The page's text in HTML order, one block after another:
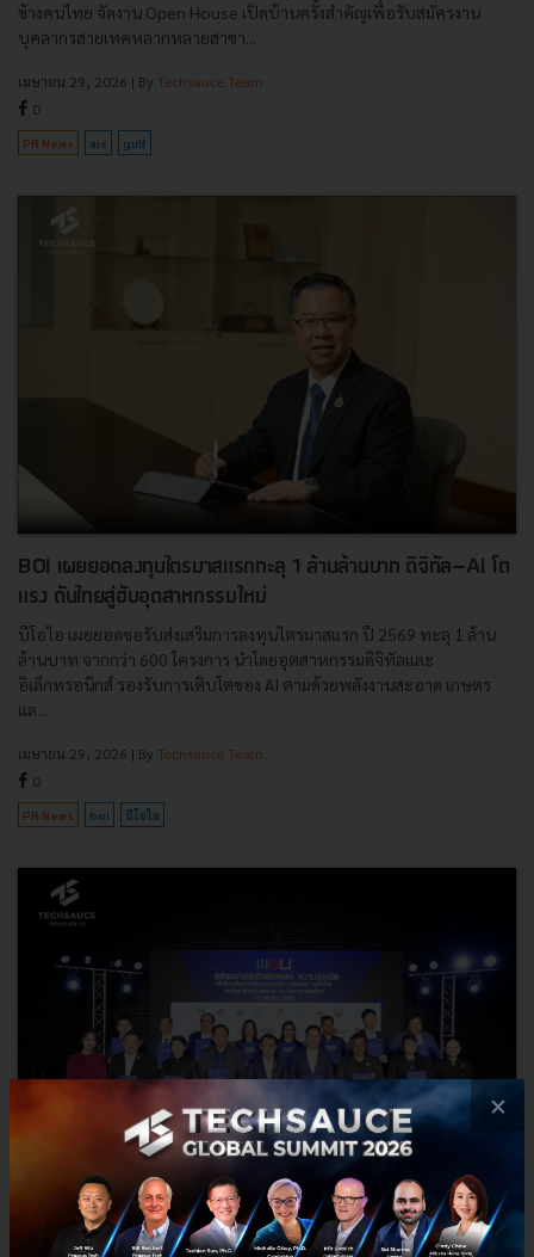
ข้างคนไทย จัดงาน Open House เปิดบ้านครั้งสำคัญเพื่อรับสมัครงาน
บุคลากรสายเทคหลากหลายสาขา...
เมษายน 29, 2026 | By Techsauce Team
0
PR News ais gulf
BOI เผยยอดลงทุนไตรมาสแรกทะลุ 1 ล้านล้านบาท ดิจิทัล–AI โต
แรง ดันไทยสู่ฮับอุตสาหกรรมใหม่
บีโอไอ เผยยอดขอรับส่งเสริมการลงทุนไตรมาสแรก ปี 2569 ทะลุ 1 ล้าน
ล้านบาท จากกว่า 600 โครงการ นำโดยอุตสาหกรรมดิจิทัลและ
อิเล็กทรอนิกส์ รองรับการเติบโตของ AI ตามด้วยพลังงานสะอาด เกษตร
แล...
เมษายน 29, 2026 | By Techsauce Team
0
PR News boi บีโอไอ
ฟาร์มเอ็กซ์โป ผนึก 17 หน่วยงาน ร่วมลงนาม MOU เชื่อมงานวิจัย
×